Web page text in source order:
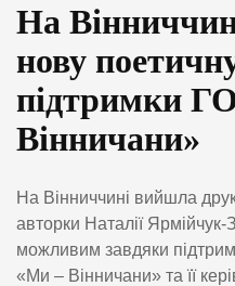
На
нову
підтримки
Вінничани»
На Вінниччині вийшла
авторки Наталії
можливим завдяки
«Ми – Вінничани» та її